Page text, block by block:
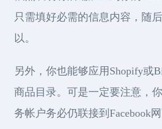
只需填好必需的信息内容，随
以。
另外，你也能够应用Shopify或
商品目录。可是一定要注意，
务帐户务必仍联接到Facebook网